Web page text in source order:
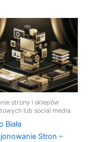
strony i sklepów
lub social media
Biała
Stron –